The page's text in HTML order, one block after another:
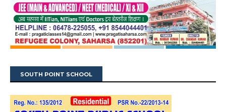
SOUTH POINT SCHOOL